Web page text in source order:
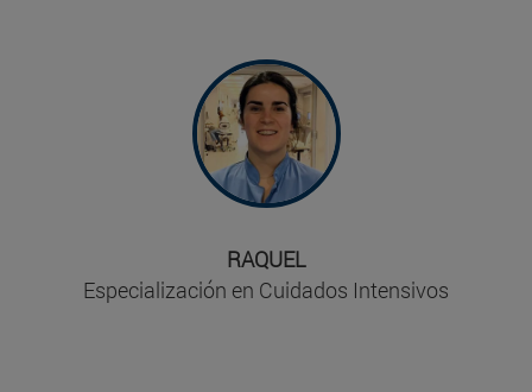
RAQUEL
Especialización en Cuidados Intensivos
toma de decisiones, trabajo en equipo,
conocimiento crítico, etc. Este máster está
siendo una oportunidad para aprender de
grandes profesionales que se implican en
nuestra formación".